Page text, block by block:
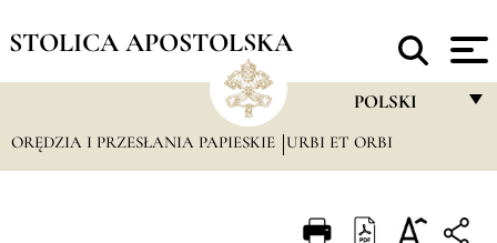
STOLICA APOSTOLSKA
POLSKI
FRANÇAIS
ITALIANO
ORĘDZIA I PRZESŁANIA PAPIESKIE URBI ET ORBI